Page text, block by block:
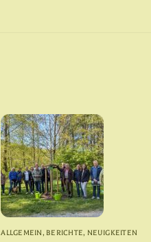
ALLGEMEIN , BERICHTE, NEUIGKEITEN